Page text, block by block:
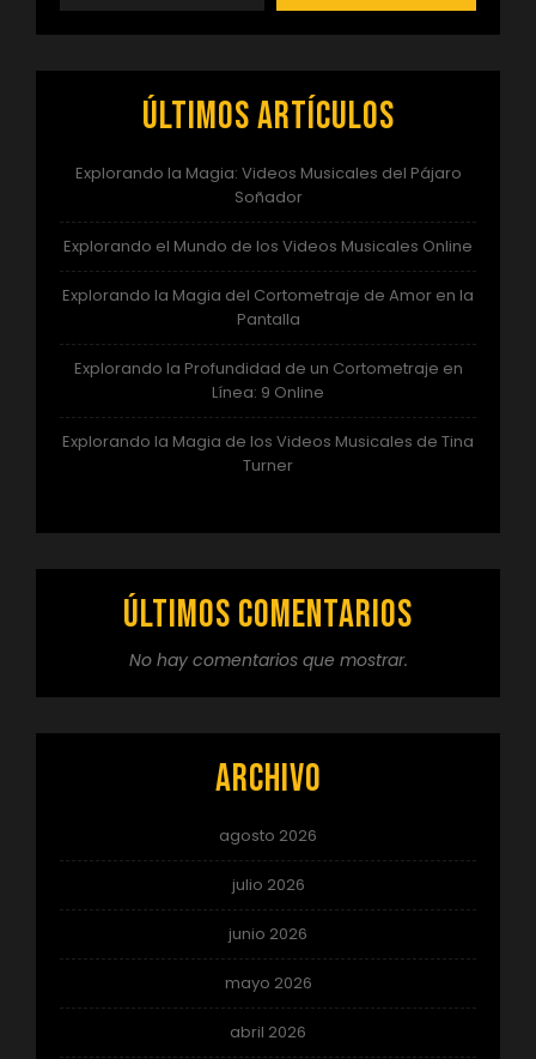
Últimos artículos
Explorando la Magia: Videos Musicales del Pájaro
Soñador
Explorando el Mundo de los Videos Musicales Online
Explorando la Magia del Cortometraje de Amor en la
Pantalla
Explorando la Profundidad de un Cortometraje en
Línea: 9 Online
Explorando la Magia de los Videos Musicales de Tina
Turner
Últimos comentarios
No hay comentarios que mostrar.
Archivo
agosto 2026
julio 2026
junio 2026
mayo 2026
abril 2026